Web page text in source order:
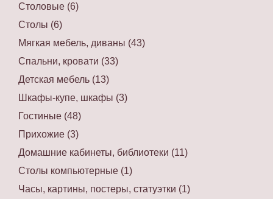
Столовые (6)
Столы (6)
Мягкая мебель, диваны (43)
Спальни, кровати (33)
Детская мебель (13)
Шкафы-купе, шкафы (3)
Гостиные (48)
Прихожие (3)
Домашние кабинеты, библиотеки (11)
Столы компьютерные (1)
Часы, картины, постеры, статуэтки (1)